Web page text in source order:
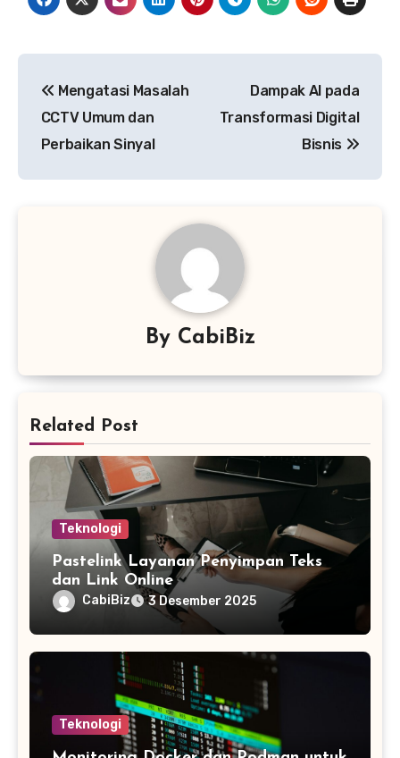
pos
Mengatasi Masalah
CCTV Umum dan
Perbaikan Sinyal
Dampak AI pada
Transformasi Digital
Bisnis
By CabiBiz
Related Post
Teknologi
Pastelink Layanan Penyimpan Teks
dan Link Online
CabiBiz 3 Desember 2025
Teknologi